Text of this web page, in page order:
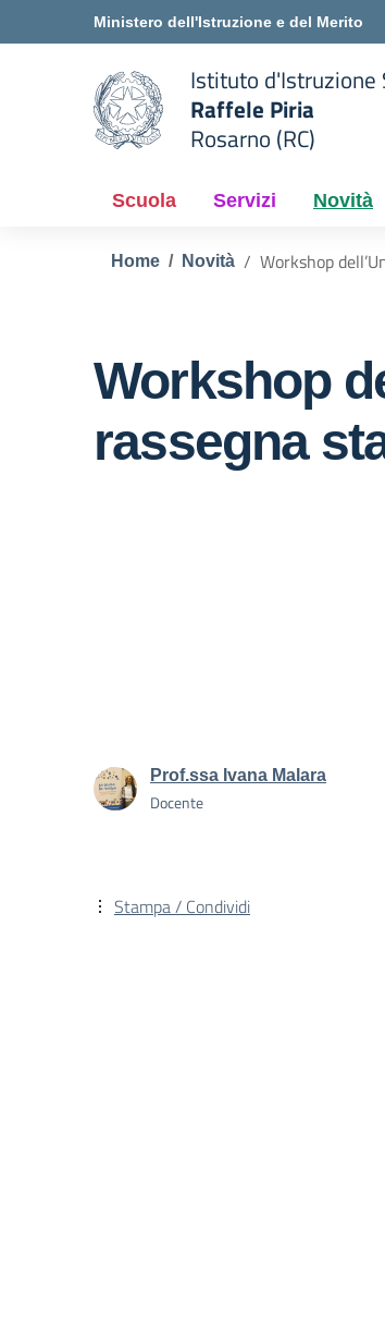
Vai ai contenuti
Vai al menu di navigazioneMinistero dell'Istruzione e del Merito
scuola
Istituto d'Istruzione
Raffele Piria
Rosarno (RC)
Scuola Servizi Novità
Home Novità Workshop
Workshop
rassegna
Prof.ssa Ivana Malara
Docente
Stampa / Condividi